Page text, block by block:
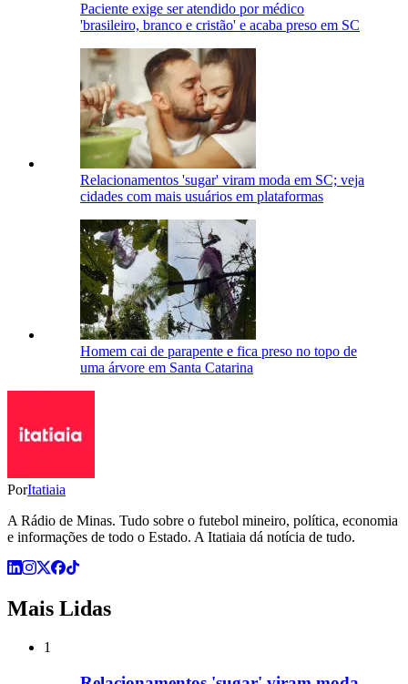
Paciente exige ser atendido por médico
'brasileiro, branco e cristão' e acaba preso em SC
Relacionamentos 'sugar' viram moda em SC; veja
cidades com mais usuários em plataformas
Homem cai de parapente e fica preso no topo de
uma árvore em Santa Catarina
PorItatiaia
A Rádio de Minas. Tudo sobre o futebol mineiro, política, economia
e informações de todo o Estado. A Itatiaia dá notícia de tudo.
Mais Lidas
1